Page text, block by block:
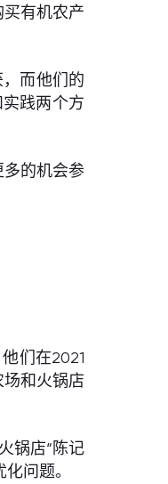
有机农产
而他们的
践两个方
的机会参
们在2021
和火锅店
锅店“陈记
问题。